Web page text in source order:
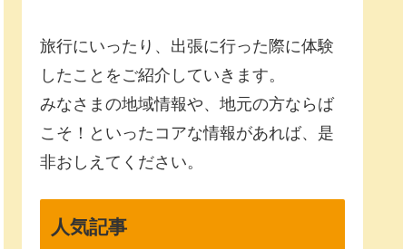
旅行にいったり、出張に行った際に体験
したことをご紹介していきます。
みなさまの地域情報や、地元の方ならば
こそ！といったコアな情報があれば、是
非おしえてください。
人気記事